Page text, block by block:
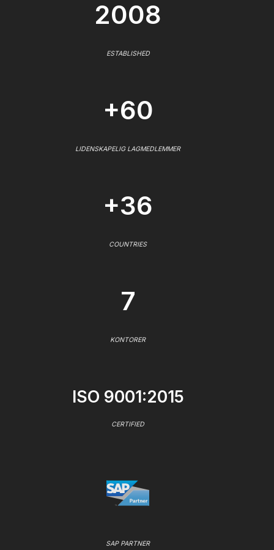
2008
ESTABLISHED
+60
LIDENSKAPELIG LAGMEDLEMMER
+36
COUNTRIES
7
KONTORER
ISO 9001:2015
CERTIFIED
SAP PARTNER